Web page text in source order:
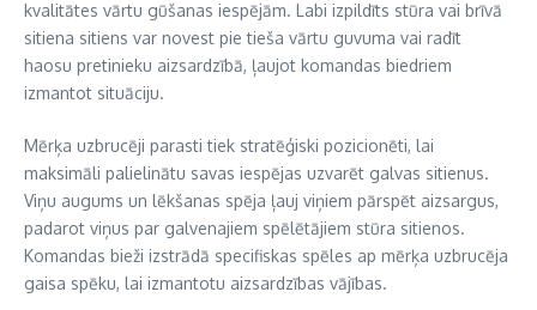
kvalitātes vārtu gūšanas iespējām. Labi izpildīts stūra vai brīvā
sitiena sitiens var novest pie tieša vārtu guvuma vai radīt
haosu pretinieku aizsardzībā, ļaujot komandas biedriem
izmantot situāciju.
Mērķa uzbrucēji parasti tiek stratēģiski pozicionēti, lai
maksimāli palielinātu savas iespējas uzvarēt galvas sitienus.
Viņu augums un lēkšanas spēja ļauj viņiem pārspēt aizsargus,
padarot viņus par galvenajiem spēlētājiem stūra sitienos.
Komandas bieži izstrādā specifiskas spēles ap mērķa uzbrucēja
gaisa spēku, lai izmantotu aizsardzības vājības.